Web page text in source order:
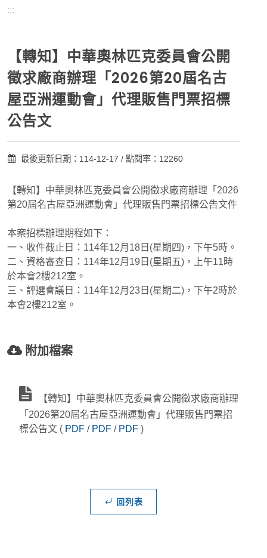
:::
【轉知】中華奧林匹克委員會公開
徵求廠商辦理「2026第20屆名古
屋亞洲運動會」代理販售門票招標
公告文
最後更新日期：114-12-17 / 點閱率：12260
【轉知】中華奧林匹克委員會公開徵求廠商辦理「2026
第20屆名古屋亞洲運動會」代理販售門票招標公告文件
本案招標辦理期程如下：
一、收件截止日：114年12月18日(星期四)，下午5時。
二、資格審查日：114年12月19日(星期五)，上午11時
於本會2樓212室。
三、評選會議日：114年12月23日(星期二)，下午2時於
本會2樓212室。
附加檔案
【轉知】中華奧林匹克委員會公開徵求廠商辦理
「2026第20屆名古屋亞洲運動會」代理販售門票招
標公告文 ( PDF / PDF / PDF )
回列表